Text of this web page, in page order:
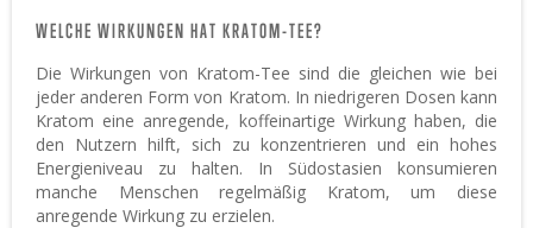
WELCHE WIRKUNGEN HAT KRATOM-TEE?
Die Wirkungen von Kratom-Tee sind die gleichen wie bei
jeder anderen Form von Kratom. In niedrigeren Dosen kann
Kratom eine anregende, koffeinartige Wirkung haben, die
den Nutzern hilft, sich zu konzentrieren und ein hohes
Energieniveau zu halten. In Südostasien konsumieren
manche Menschen regelmäßig Kratom, um diese
anregende Wirkung zu erzielen.